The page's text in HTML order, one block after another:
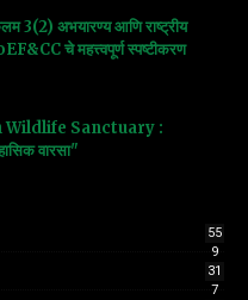
3(2) अभयारण्य आणि राष्ट्रीय
चे महत्त्वपूर्ण स्पष्टीकरण
Wildlife Sanctuary :
वारसा"
55
9
31
7